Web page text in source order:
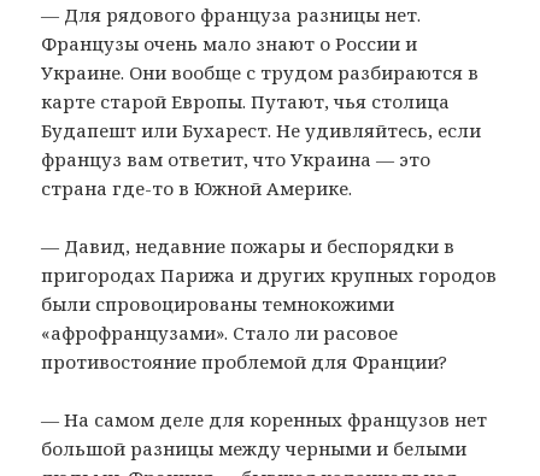
— Для рядового француза разницы нет.
Французы очень мало знают о России и
Украине. Они вообще с трудом разбираются в
карте старой Европы. Путают, чья столица
Будапешт или Бухарест. Не удивляйтесь, если
француз вам ответит, что Украина — это
страна где-то в Южной Америке.
— Давид, недавние пожары и беспорядки в
пригородах Парижа и других крупных городов
были спровоцированы темнокожими
«афрофранцузами». Стало ли расовое
противостояние проблемой для Франции?
— На самом деле для коренных французов нет
большой разницы между черными и белыми